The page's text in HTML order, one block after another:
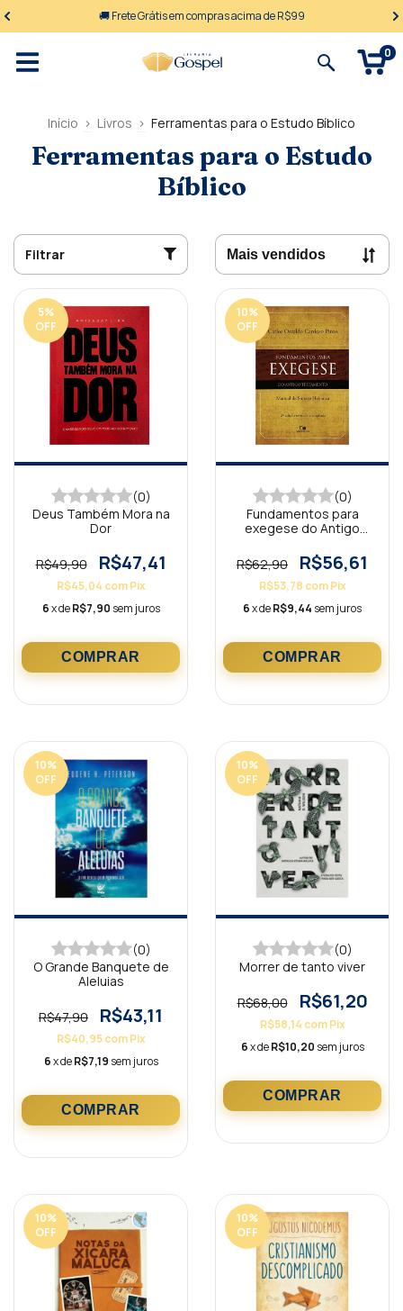
🚚 Frete Grátis em compras acima de R$99
0
Início > Livros > Ferramentas para o Estudo Bíblico
Ferramentas para o Estudo
Bíblico
Filtrar
5%
OFF
(0)
Deus Também Mora na
Dor
R$49,90 R$47,41
R$45,04 com Pix
6x deR$7,90 sem juros
10%
OFF
(0)
Fundamentos para
exegese do Antigo
R$62,90
R$56,61
R$53,78 com Pix
6x deR$9,44 sem juros
10%
OFF
(0)
O Grande Banquete de
Aleluias
R$47,90 R$43,11
R$40,95com Pix
6x deR$7,19 sem juros
10%
OFF
(0)
Morrer de tanto viver
R$68,00 R$61,20
R$58,14 com Pix
6x deR$10,20 sem juros
10%
OFF
10%
OFF